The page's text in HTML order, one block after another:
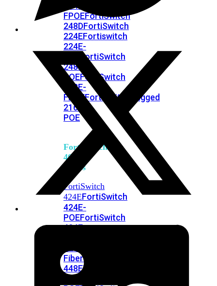
224D-
FPOEFortiSwitch
248DFortiSwitch
224EFortiswitch
224E-
FortiSwitch
248E-
POEFortiSwitch
248E-
FPOEFortiSwitchRugged
216F-
POE
FortiSwitch
400
Series
FortiSwitch
424EFortiSwitch
424E-
POEFortiSwitch
424E-
FiberFortiSwitch
448EFortiSwitch